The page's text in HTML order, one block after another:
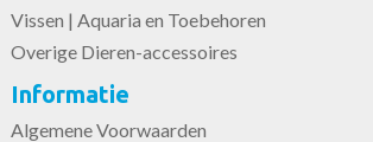
Vissen | Aquaria en Toebehoren
Overige Dieren-accessoires
Informatie
Algemene Voorwaarden